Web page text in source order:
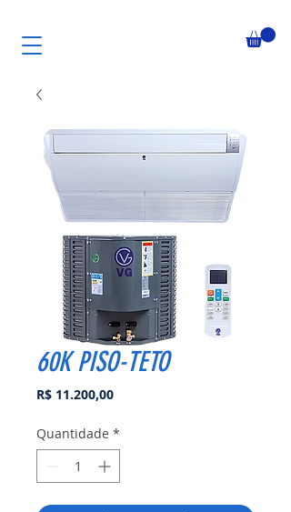
60K PISO-TETO
R$ 11.200,00Preço
Quantidade *